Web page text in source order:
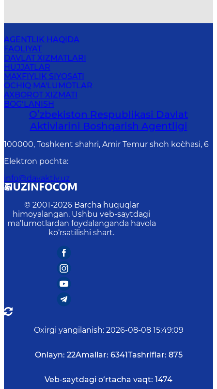
AGENTLIK HAQIDA
FAOLIYAT
DAVLAT XIZMATLARI
HUJJATLAR
MAXFIYLIK SIYOSATI
OCHIQ MA'LUMOTLAR
AXBOROT XIZMATI
BOG‘LANISH
Oʻzbekiston Respublikasi Davlat
Aktivlarini Boshqarish Agentligi
100000, Toshkent shahri, Amir Temur shoh ko`chasi, 6
Elektron pochta:
info@davaktiv.uz
© 2001-2026 Barcha huquqlar
himoyalangan. Ushbu veb-saytdagi
ma’lumotlardan foydalanganda havola
ko‘rsatilishi shart.
Oxirgi yangilanish: 2026-08-08 15:49:09
Onlayn: 22Amallar: 6341Tashriflar: 875
Veb-saytdagi o‘rtacha vaqt: 1474